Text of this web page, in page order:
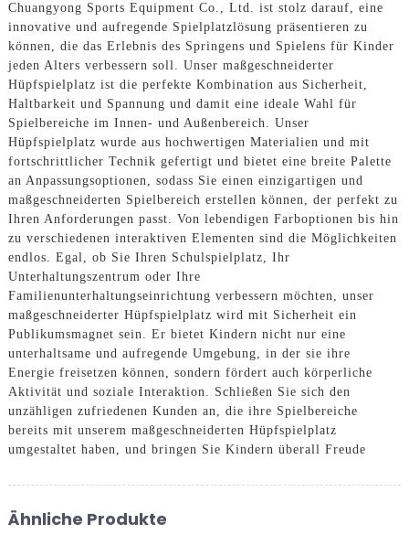
Chuangyong Sports Equipment Co., Ltd. ist stolz darauf, eine
innovative und aufregende Spielplatzlösung präsentieren zu
können, die das Erlebnis des Springens und Spielens für Kinder
jeden Alters verbessern soll. Unser maßgeschneiderter
Hüpfspielplatz ist die perfekte Kombination aus Sicherheit,
Haltbarkeit und Spannung und damit eine ideale Wahl für
Spielbereiche im Innen- und Außenbereich. Unser
Hüpfspielplatz wurde aus hochwertigen Materialien und mit
fortschrittlicher Technik gefertigt und bietet eine breite Palette
an Anpassungsoptionen, sodass Sie einen einzigartigen und
maßgeschneiderten Spielbereich erstellen können, der perfekt zu
Ihren Anforderungen passt. Von lebendigen Farboptionen bis hin
zu verschiedenen interaktiven Elementen sind die Möglichkeiten
endlos. Egal, ob Sie Ihren Schulspielplatz, Ihr
Unterhaltungszentrum oder Ihre
Familienunterhaltungseinrichtung verbessern möchten, unser
maßgeschneiderter Hüpfspielplatz wird mit Sicherheit ein
Publikumsmagnet sein. Er bietet Kindern nicht nur eine
unterhaltsame und aufregende Umgebung, in der sie ihre
Energie freisetzen können, sondern fördert auch körperliche
Aktivität und soziale Interaktion. Schließen Sie sich den
unzähligen zufriedenen Kunden an, die ihre Spielbereiche
bereits mit unserem maßgeschneiderten Hüpfspielplatz
umgestaltet haben, und bringen Sie Kindern überall Freude
Ähnliche Produkte